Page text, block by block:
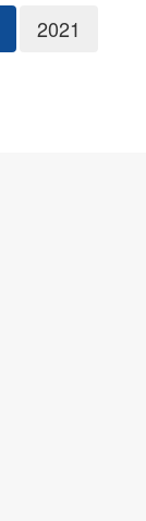
2021